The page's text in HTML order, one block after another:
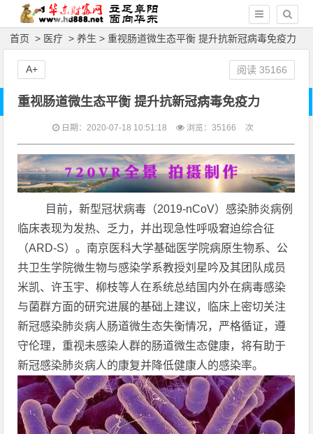
首页 > 医疗 >养生 > 重视肠道微生态平衡 提升抗新冠病毒免疫力
重视肠道微生态平衡 提升抗新冠病毒免疫力
日期：2020-07-18 10:51:18 浏览： 35166 次
目前，新型冠状病毒（2019-nCoV）感染肺炎病例
临床表现为发热、乏力，并出现急性呼吸窘迫综合征
（ARD-S）。南京医科大学基础医学院病原生物系、公
共卫生学院微生物与感染学系教授刘星吟及其团队成员
米凯、许玉宇、柳枝等人在系统总结国内外在病毒感染
与菌群方面的研究进展的基础上建议，临床上密切关注
新冠感染肺炎病人肠道微生态失衡情况，严格循证，遵
守伦理，重视未感染人群的肠道微生态健康，将有助于
新冠感染肺炎病人的康复并降低健康人的感染率。
阅读35166
A+